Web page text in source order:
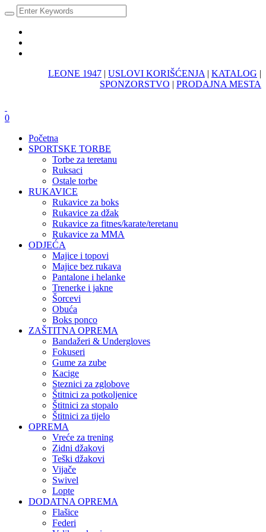
LEONE 1947 | USLOVI KORIŠĆENJA | KATALOG |
SPONZORSTVO | PRODAJNA MESTA
0
Početna
SPORTSKE TORBE
Torbe za teretanu
Ruksaci
Ostale torbe
RUKAVICE
Rukavice za boks
Rukavice za džak
Rukavice za fitnes/karate/teretanu
Rukavice za MMA
ODJEĆA
Majice i topovi
Majice bez rukava
Pantalone i helanke
Trenerke i jakne
Šorcevi
Obuća
Boks ponco
ZAŠTITNA OPREMA
Bandažeri & Undergloves
Fokuseri
Gume za zube
Kacige
Steznici za zglobove
Štitnici za potkoljenice
Štitnici za stopalo
Štitnici za tijelo
OPREMA
Vreće za trening
Zidni džakovi
Teški džakovi
Vijače
Swivel
Lopte
DODATNA OPREMA
Flašice
Federi